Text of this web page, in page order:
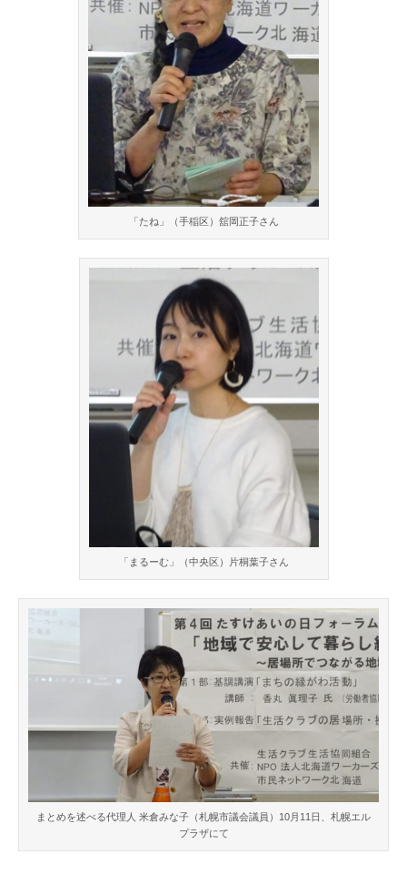
「たね」（手稲区）舘岡正子さん
「まるーむ」（中央区）片桐葉子さん
まとめを述べる代理人 米倉みな子（札幌市議会議員）10月11日、札幌エル
プラザにて